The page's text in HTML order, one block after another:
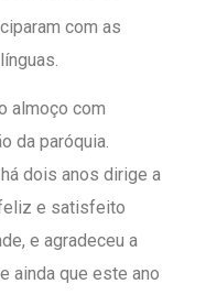
com as
almoço com
da paróquia.
dois anos dirige a
e satisfeito
e agradeceu a
ainda que este ano